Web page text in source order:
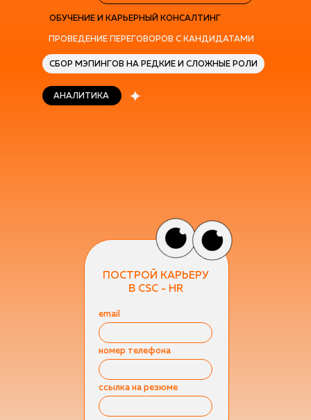
ПОСТРОЙ КАРЬЕРУ
В CSC - HR
АНАЛИТИКА
ПРОВЕДЕНИЕ ПЕРЕГОВОРОВ С КАНДИДАТАМИ
ОБУЧЕНИЕ И КАРЬЕРНЫЙ КОНСАЛТИНГ
СБОР МЭПИНГОВ НА РЕДКИЕ И СЛОЖНЫЕ РОЛИ
email
номер телефона
ссылка на резюме